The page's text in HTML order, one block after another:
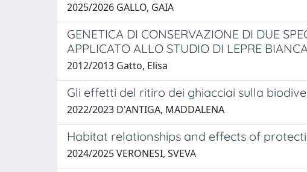
2025/2026 GALLO, GAIA
GENETICA DI CONSERVAZIONE DI DUE
APPLICATO ALLO STUDIO DI LEPRE
2012/2013 Gatto, Elisa
Gli effetti del ritiro dei ghiacciai sulla
2022/2023 D'ANTIGA, MADDALENA
Habitat relationships and effects of
2024/2025 VERONESI, SVEVA